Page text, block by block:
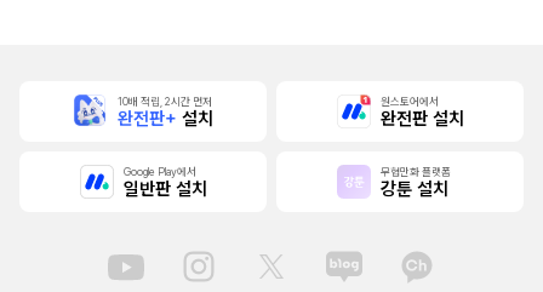
10배 적립, 2시간 먼저
완전판+ 설치
원스토어에서
완전판 설치
Google Play에서
일반판 설치
무협만화 플랫폼
강툰 설치